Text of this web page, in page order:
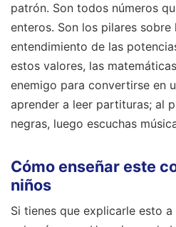
patrón. Son todos números
enteros. Son los pilares
entendimiento de las
estos valores, las
enemigo para convertirse en
aprender a leer partituras; al
negras, luego escuchas
Cómo enseñar este
niños
Si tienes que explicarle esto